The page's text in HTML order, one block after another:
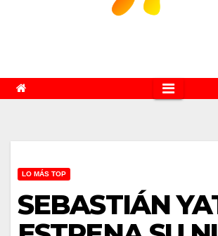
LO MÁS TOP
SEBASTIÁN